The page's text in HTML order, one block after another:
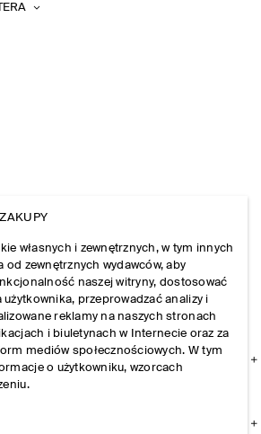
własnych i zewnętrznych, w tym innych
zewnętrznych wydawców, aby
naszej witryny, dostosować
użytkownika, przeprowadzać analizy i
reklamy na naszych stronach
i biuletynach w Internecie oraz za
mediów społecznościowych. W tym
o użytkowniku, wzorcach
information